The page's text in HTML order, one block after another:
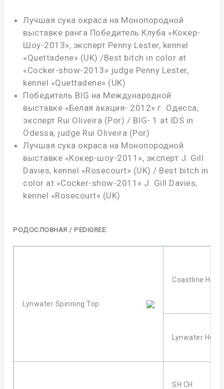
Лучшая сука окраса на Монопородной
выставке ранга Победитель Клуба «Кокер-
Шоу-2013», эксперт Penny Lester, kennel
«Quettadene» (UK) /Best bitch in color at
«Cocker-show-2013» judge Penny Lester,
kennel «Quettadene» (UK)
Победитель BIG на Международной
выставке «Белая акация- 2012» г. Одесса,
эксперт Rui Oliveira (Por) / BIG- 1 at IDS in
Odessa, judge Rui Oliveira (Por)
Лучшая сука окраса на Монопородной
выставке «Кокер-шоу-2011», эксперт J. Gill
Davies, kennel «Rosecourt» (UK) / Best bitch in
color at «Cocker-show-2011» J. Gill Davies,
kennel «Rosecourt» (UK)
РОДОСЛОВНАЯ / PEDIGREE:
Lynwater Spinning Top
Coastline
Lynwater Holly
SH CH